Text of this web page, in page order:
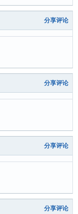
分享评论
分享评论
分享评论
分享评论